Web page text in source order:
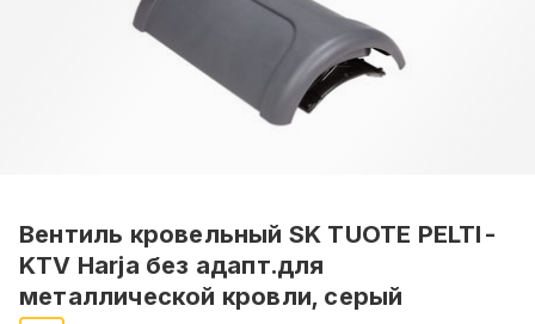
Вентиль кровельный SK TUOTE PELTI-
KTV Harja без адапт.для
металлической кровли, серый